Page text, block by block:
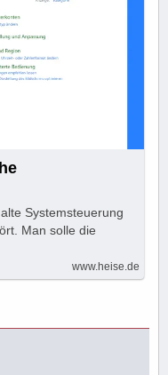
Systemsteuerung
Man solle die
www.heise.de